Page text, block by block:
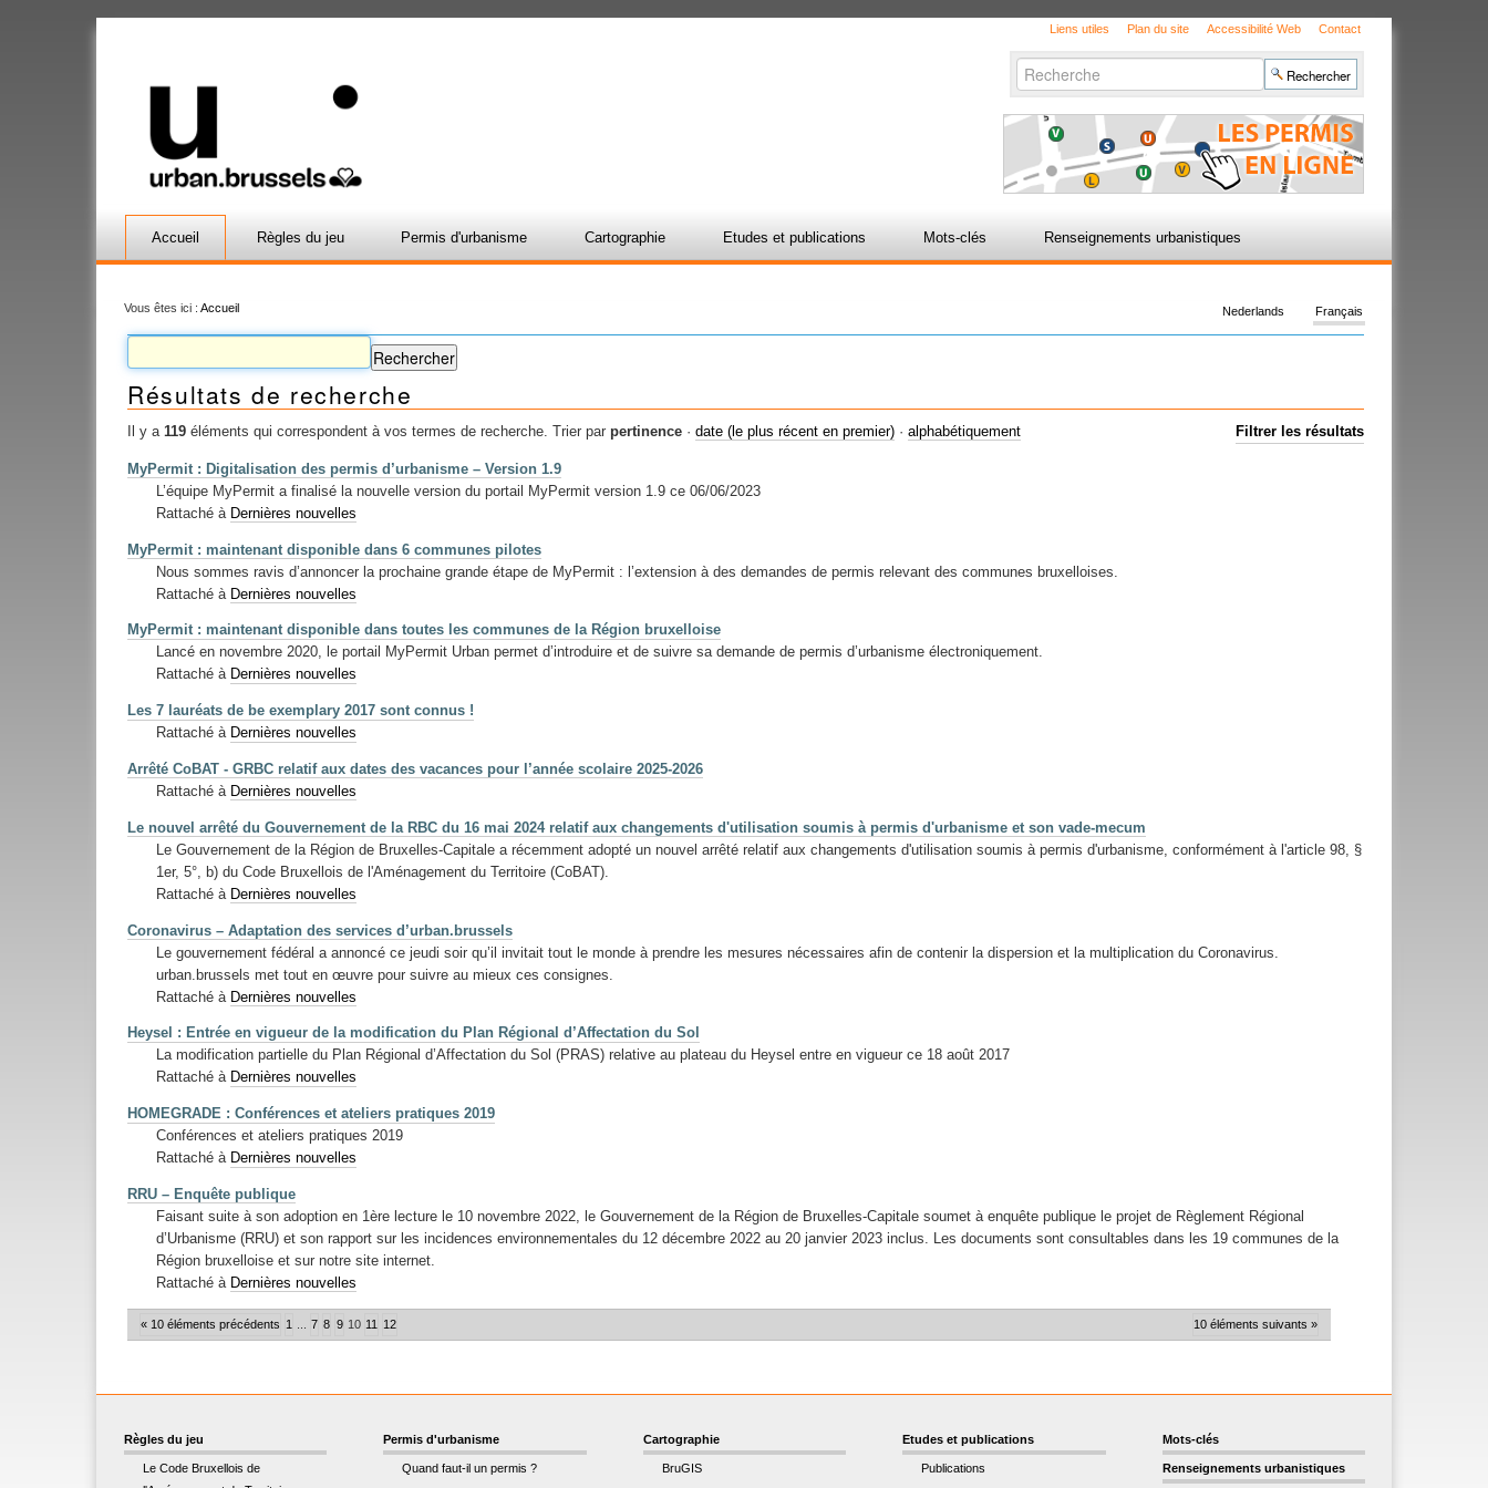
Liens utiles Plan du site Accessibilité Web Contact
Chercher par
avancée…
Accueil Règles du jeu Permis d'urbanisme Cartographie Etudes et publications Mots-clés Renseignements urbanistiques
Vous êtes ici : Accueil Français
Nederlands
Résultats de recherche
Il y a 119 éléments qui correspondent à vos termes de recherche. Filtrer les résultats
Trier par pertinence · date (le plus récent en premier) · alphabétiquement
MyPermit : Digitalisation des permis d’urbanisme – Version 1.9
L’équipe MyPermit a finalisé la nouvelle version du portail MyPermit version 1.9 ce 06/06/2023
Rattaché à Dernières nouvelles
MyPermit : maintenant disponible dans 6 communes pilotes
Nous sommes ravis d’annoncer la prochaine grande étape de MyPermit : l’extension à des demandes de permis relevant des communes bruxelloises.
Rattaché à Dernières nouvelles
MyPermit : maintenant disponible dans toutes les communes de la Région bruxelloise
Lancé en novembre 2020, le portail MyPermit Urban permet d’introduire et de suivre sa demande de permis d’urbanisme électroniquement.
Rattaché à Dernières nouvelles
Les 7 lauréats de be exemplary 2017 sont connus !
Rattaché à Dernières nouvelles
Arrêté CoBAT - GRBC relatif aux dates des vacances pour l’année scolaire 2025-2026
Rattaché à Dernières nouvelles
Le nouvel arrêté du Gouvernement de la RBC du 16 mai 2024 relatif aux changements d'utilisation soumis à permis d'urbanisme et son vade-mecum
Le Gouvernement de la Région de Bruxelles-Capitale a récemment adopté un nouvel arrêté relatif aux changements d'utilisation soumis à permis d'urbanisme, conformément à l'article 98, §
1er, 5°, b) du Code Bruxellois de l'Aménagement du Territoire (CoBAT).
Rattaché à Dernières nouvelles
Coronavirus – Adaptation des services d’urban.brussels
Le gouvernement fédéral a annoncé ce jeudi soir qu’il invitait tout le monde à prendre les mesures nécessaires afin de contenir la dispersion et la multiplication du Coronavirus.
urban.brussels met tout en œuvre pour suivre au mieux ces consignes.
Rattaché à Dernières nouvelles
Heysel : Entrée en vigueur de la modification du Plan Régional d’Affectation du Sol
La modification partielle du Plan Régional d’Affectation du Sol (PRAS) relative au plateau du Heysel entre en vigueur ce 18 août 2017
Rattaché à Dernières nouvelles
HOMEGRADE : Conférences et ateliers pratiques 2019
Conférences et ateliers pratiques 2019
Rattaché à Dernières nouvelles
RRU – Enquête publique
Faisant suite à son adoption en 1ère lecture le 10 novembre 2022, le Gouvernement de la Région de Bruxelles-Capitale soumet à enquête publique le projet de Règlement Régional
d’Urbanisme (RRU) et son rapport sur les incidences environnementales du 12 décembre 2022 au 20 janvier 2023 inclus. Les documents sont consultables dans les 19 communes de la
Région bruxelloise et sur notre site internet.
Rattaché à Dernières nouvelles
« 10 éléments précédents 10 éléments suivants »
1 7 8 9 10 11 12
Règles du jeu
Le Code Bruxellois de
Permis d'urbanisme
Quand faut-il un permis ?
Cartographie
BruGIS
Etudes et publications
Publications
Mots-clés
Renseignements urbanistiques